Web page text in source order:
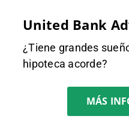
United Bank
¿Tiene grandes
hipoteca acorde?
MÁS